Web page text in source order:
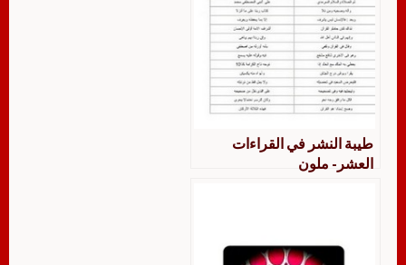
طيبة النشر في القراءات
العشر- ملون